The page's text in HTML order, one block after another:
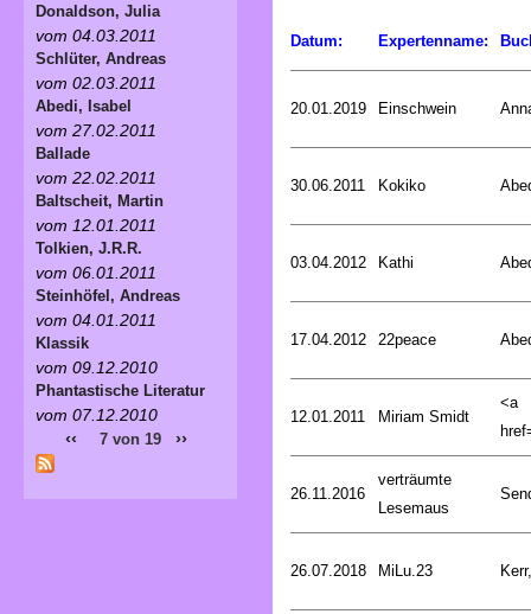
Datum: Expertenname:
20.01.2019 Einschwein
30.06.2011 Kokiko
03.04.2012 Kathi
17.04.2012 22peace
12.01.2011 Miriam Smidt
<a
26.11.2016
verträumte
Lesemaus
26.07.2018 MiLu.23
Donaldson, Julia
vom 04.03.2011
Schlüter, Andreas
vom 02.03.2011
Abedi, Isabel
vom 27.02.2011
Ballade
vom 22.02.2011
Baltscheit, Martin
vom 12.01.2011
Tolkien, J.R.R.
vom 06.01.2011
Steinhöfel, Andreas
vom 04.01.2011
Klassik
vom 09.12.2010
Phantastische Literatur
vom 07.12.2010
‹‹ 7 von 19 ››